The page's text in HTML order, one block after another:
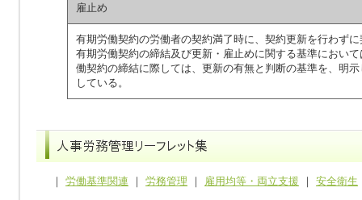
雇止め
有期労働契約の労働者の契約満了時に、契約更新を行わず
有期労働契約の締結及び更新・雇止めに関する基準におい
働契約の締結に際しては、更新の有無と判断の基準を、明
している。
｜ 労働基準関連 ｜ 労務管理 ｜ 雇用均等・両立支援 ｜ 安全衛生